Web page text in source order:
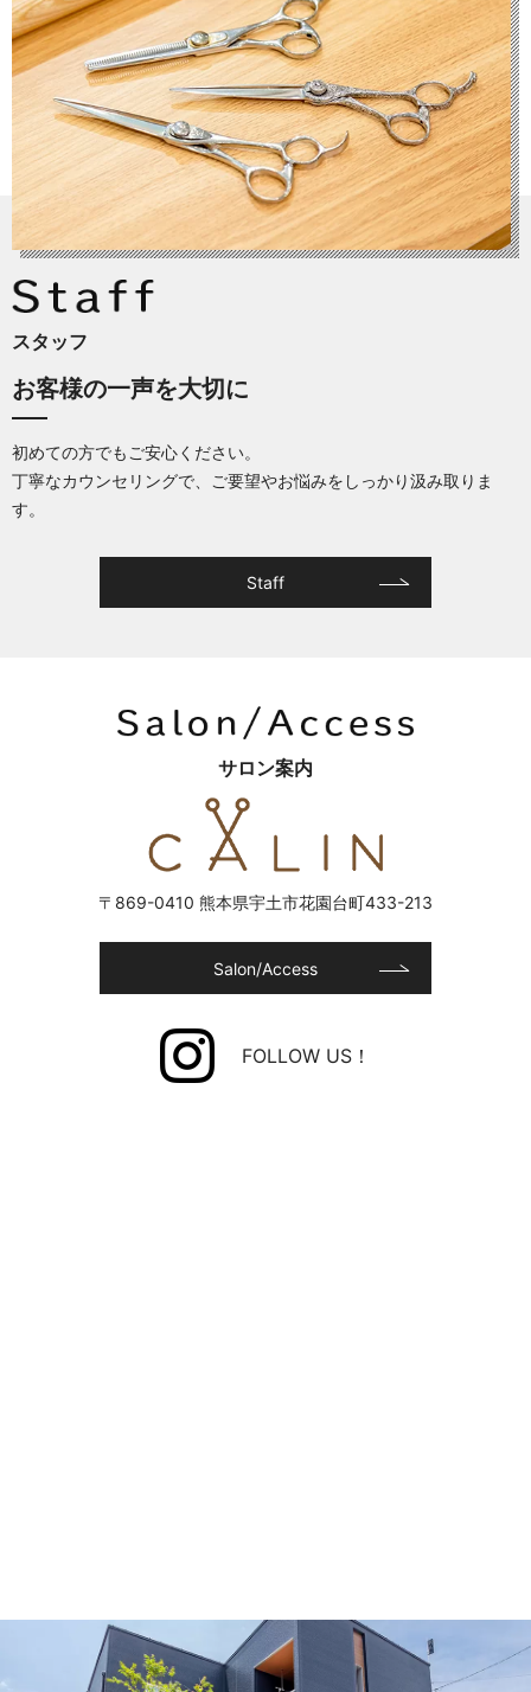
スタッフ
お客様の一声を大切に
初めての方でもご安心ください。
丁寧なカウンセリングで、
ご要望やお悩みをしっかり汲み取りま
す。
Staff
サロン案内
〒869-0410 熊本県宇土市花園台町433-213
Salon/Access
FOLLOW US！